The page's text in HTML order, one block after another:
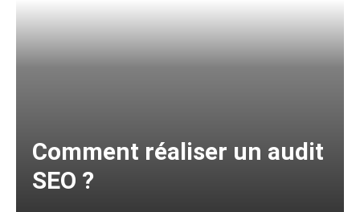
Comment réaliser un audit
SEO ?